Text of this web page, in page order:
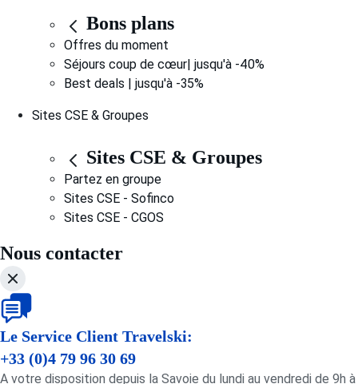
Bons plans
Offres du moment
Séjours coup de cœur| jusqu'à -40%
Best deals | jusqu'à -35%
Sites CSE & Groupes
Sites CSE & Groupes
Partez en groupe
Sites CSE - Sofinco
Sites CSE - CGOS
Nous contacter
Le Service Client Travelski:
+33 (0)4 79 96 30 69
A votre disposition depuis la Savoie du lundi au vendredi de 9h à